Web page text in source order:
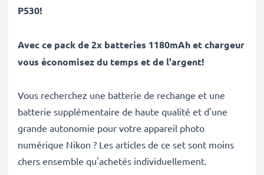
P530!
Avec ce pack de2x batteries 1180mAh et chargeur
vous économisez du temps et de l'argent!
Vous recherchez une batterie de rechange et une
batterie supplémentaire de haute qualité et d'une
grande autonomie pour votre appareil photo
numérique Nikon ? Les articles de ce set sont moins
chers ensemble qu'achetés individuellement.